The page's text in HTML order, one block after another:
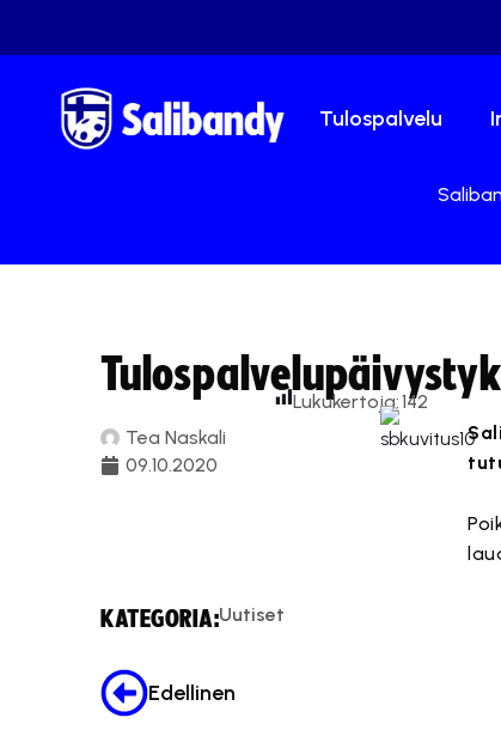
Tulospalvelu
Tea Naskali
09.10.2020
Lukukertoja:142
KATEGORIA:Uutiset
Edellinen